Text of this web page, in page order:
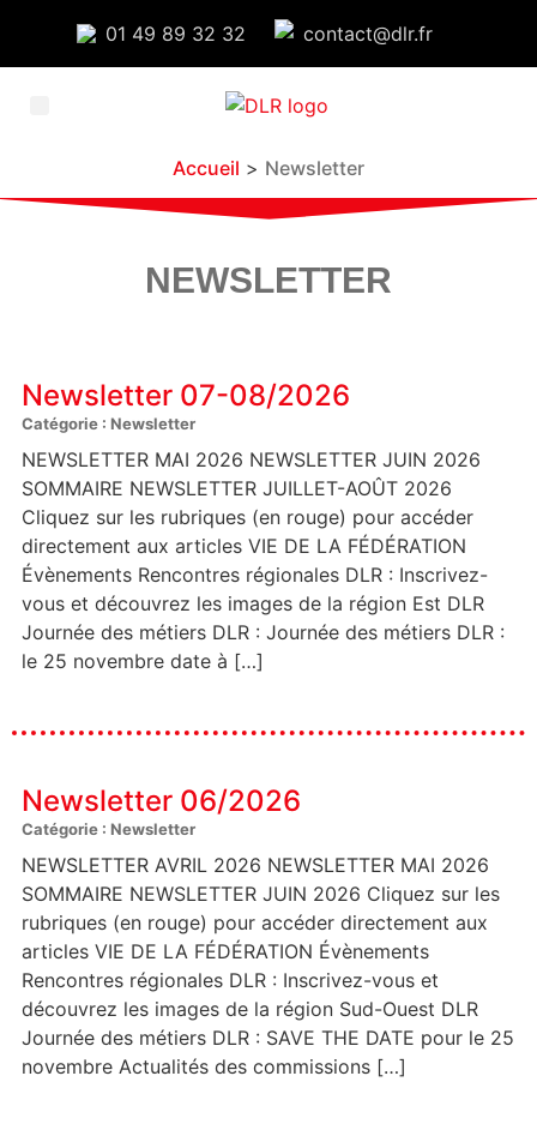
01 49 89 32 32 contact@dlr.fr
Accueil > Newsletter
NEWSLETTER
Newsletter 07-08/2026
Catégorie : Newsletter
NEWSLETTER MAI 2026 NEWSLETTER JUIN 2026
SOMMAIRE NEWSLETTER JUILLET-AOÛT 2026
Cliquez sur les rubriques (en rouge) pour accéder
directement aux articles VIE DE LA FÉDÉRATION
Évènements Rencontres régionales DLR : Inscrivez-
vous et découvrez les images de la région Est DLR
Journée des métiers DLR : Journée des métiers DLR :
le 25 novembre date à […]
Newsletter 06/2026
Catégorie : Newsletter
NEWSLETTER AVRIL 2026 NEWSLETTER MAI 2026
SOMMAIRE NEWSLETTER JUIN 2026 Cliquez sur les
rubriques (en rouge) pour accéder directement aux
articles VIE DE LA FÉDÉRATION Évènements
Rencontres régionales DLR : Inscrivez-vous et
découvrez les images de la région Sud-Ouest DLR
Journée des métiers DLR : SAVE THE DATE pour le 25
novembre Actualités des commissions […]